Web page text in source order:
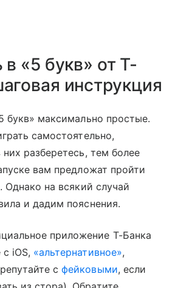
в «5 букв» от Т-
инструкция
букв» максимально простые.
самостоятельно,
разберетесь, тем более
вам предложат пройти
Однако на всякий случай
и дадим пояснения.
приложение Т-Банка
iOS, «альтернативное»,
сфейковыми, если